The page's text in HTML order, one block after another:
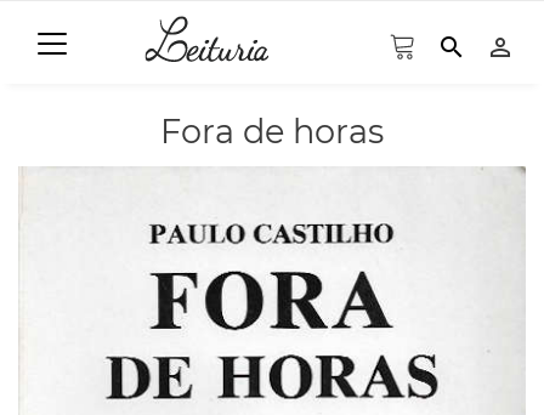
search person_outline
Fora de horas